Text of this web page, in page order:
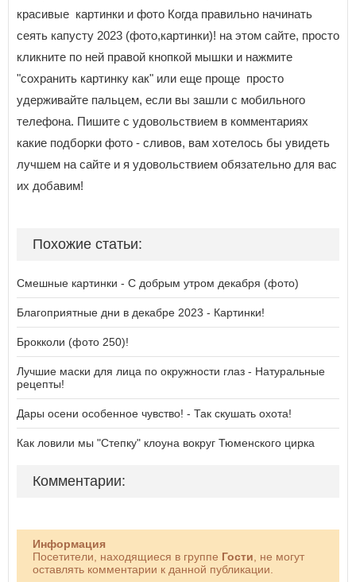
красивые картинки и фото Когда правильно начинать
сеять капусту 2023 (фото,картинки)! на этом сайте, просто
кликните по ней правой кнопкой мышки и нажмите
"сохранить картинку как" или еще проще просто
удерживайте пальцем, если вы зашли с мобильного
телефона. Пишите с удовольствием в комментариях
какие подборки фото - сливов, вам хотелось бы увидеть
лучшем на сайте и я удовольствием обязательно для вас
их добавим!
Похожие статьи:
Смешные картинки - С добрым утром декабря (фото)
Благоприятные дни в декабре 2023 - Картинки!
Брокколи (фото 250)!
Лучшие маски для лица по окружности глаз - Натуральные
рецепты!
Дары осени особенное чувство! - Так скушать охота!
Как ловили мы "Степку" клоуна вокруг Тюменского цирка
Комментарии:
Информация
Посетители, находящиеся в группе Гости , не могут
оставлять комментарии к данной публикации.